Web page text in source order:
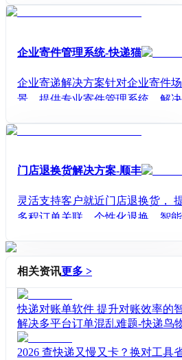
方案，通过链接和聚合物流全要素
及的资源、工具、流程、基础设施
管理支持体系等进行统一的整合、
企业寄件管理系统-快递猫
企业寄递解决方案针对企业寄件场
景，提供专业寄件管理系统，解决
门店退换货解决方案-顺丰
灵活支持客户就近门店退换货，
多程订单关联、个性化退换、智能
相关资讯更多 >
快递对账单软件 提升对账效率的
解决多平台订单混乱难题-快递鸟
2026 查快递又慢又卡？换对工具